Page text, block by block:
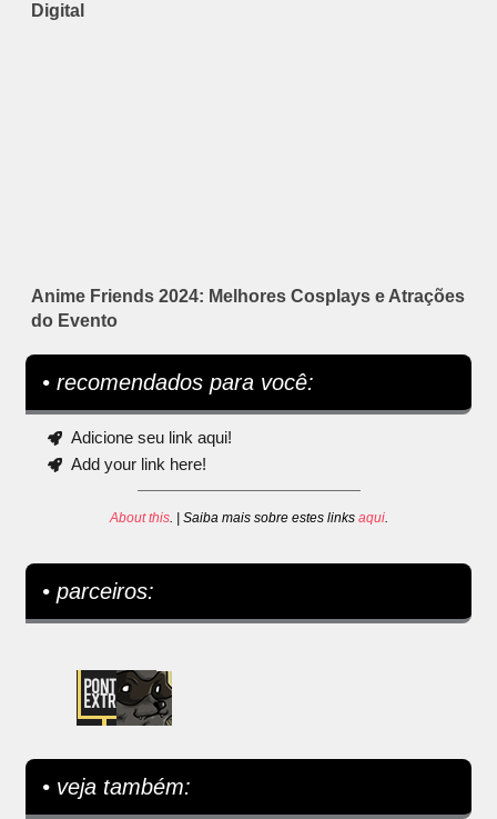
Digital
Anime Friends 2024: Melhores Cosplays e Atrações
do Evento
• recomendados para você:
Adicione seu link aqui!
Add your link here!
About this. | Saiba mais sobre estes links aqui.
• parceiros:
• veja também: